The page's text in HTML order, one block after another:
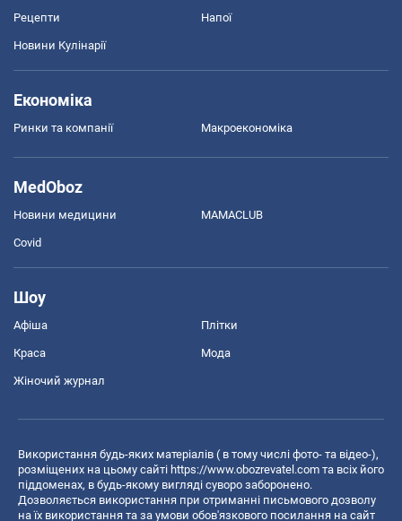
Рецепти Напої
Новини Кулінарії
Економіка
Ринки та компанії Макроекономіка
MedOboz
Новини медицини MAMACLUB
Covid
Шоу
Афіша Плітки
Краса Мода
Жіночий журнал
Використання будь-яких матеріалів ( в тому числі фото- та відео-),
розміщених на цьому сайті https://www.obozrevatel.com та всіх його
піддоменах, в будь-якому вигляді суворо заборонено.
Дозволяється використання при отриманні письмового дозволу
на їх використання та за умови обов'язкового посилання на сайт